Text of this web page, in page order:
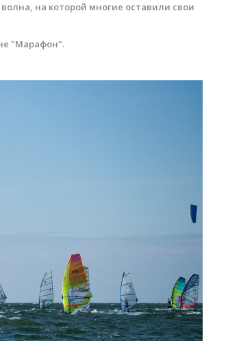
на которой многие оставили свои
"Марафон".